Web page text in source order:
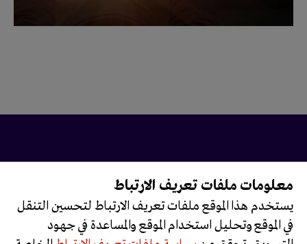
تابعونا على
معلومات ملفات تعريف الارتباط
يستخدم هذا الموقع ملفات تعريف الارتباط لتحسين التنقل
في الموقع وتحليل استخدام الموقع والمساعدة في جهود